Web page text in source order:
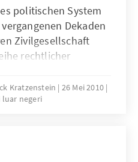
politischen System
Dekaden
Zivilgesellschaft
rechtlicher
(Meinung,
der Bürger
Thomas
Kratzenstein
26 Mei 2010
luar negeri